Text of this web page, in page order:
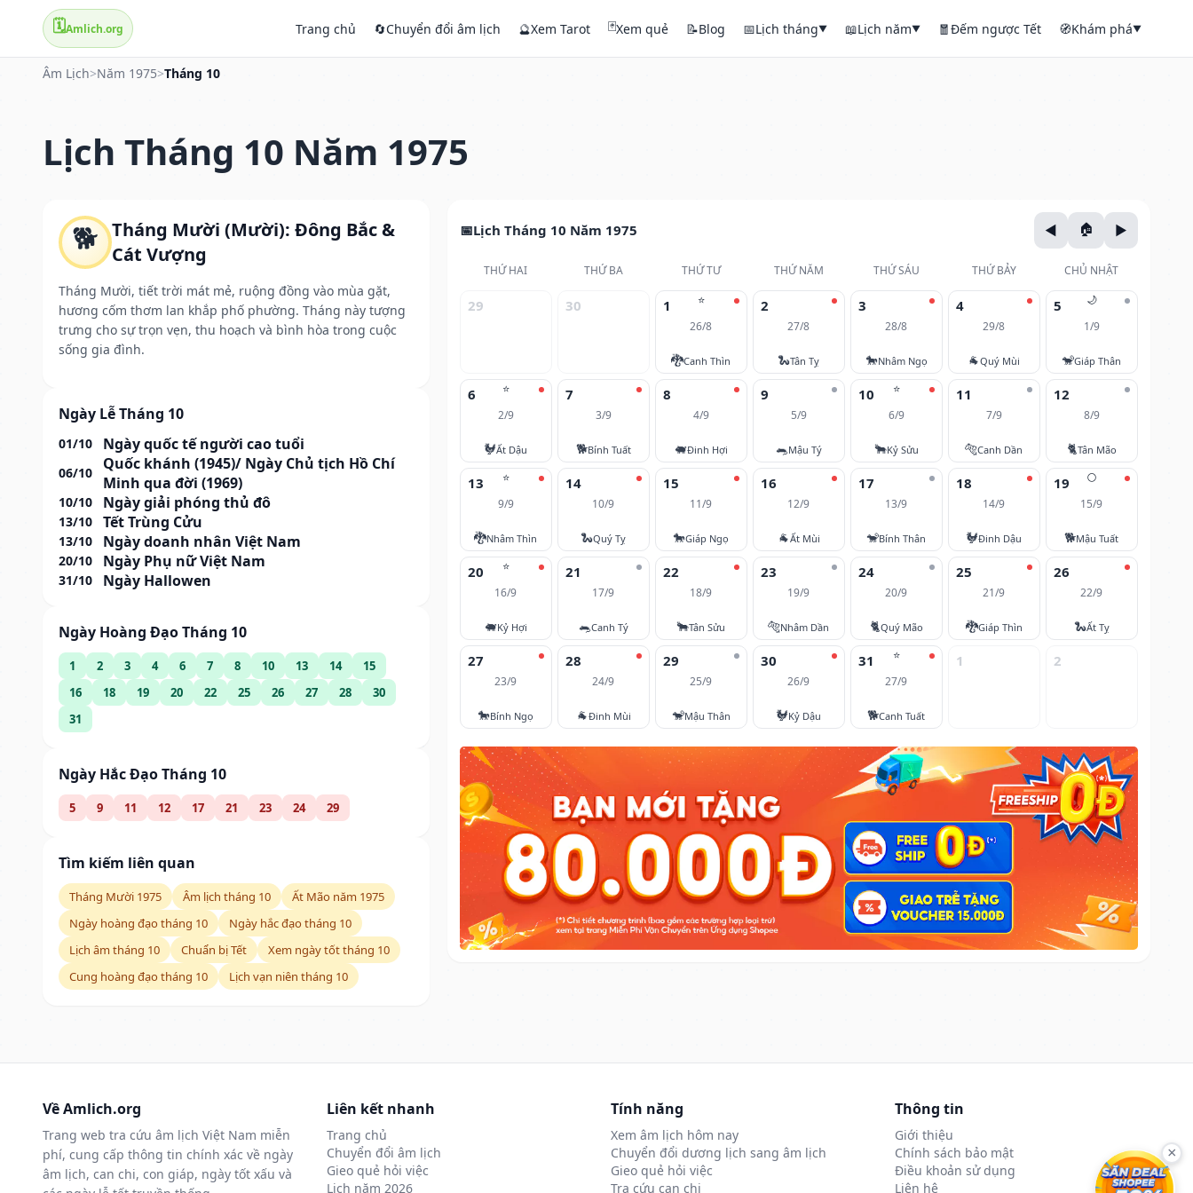
🗓️Amlich.org Trang chủ 🔄Chuyển đổi âm lịch 🔮Xem Tarot 🃏Xem quẻ 📝Blog 📅Lịch tháng▼ 📖Lịch năm▼ 🧧Đếm ngược Tết 🧭Khám phá▼
Âm Lịch>Năm 1975>Tháng 10
Lịch Tháng 10 Năm 1975
🐕 Tháng Mười (Mười): Đông Bắc &
Cát Vượng
Tháng Mười, tiết trời mát mẻ, ruộng đồng vào mùa gặt,
hương cốm thơm lan khắp phố phường. Tháng này tượng
trưng cho sự trọn vẹn, thu hoạch và bình hòa trong cuộc
sống gia đình.
Ngày Lễ Tháng 10
01/10 Ngày quốc tế người cao tuổi
06/10
Quốc khánh (1945)/ Ngày Chủ tịch Hồ Chí
Minh qua đời (1969)
10/10 Ngày giải phóng thủ đô
13/10 Tết Trùng Cửu
13/10 Ngày doanh nhân Việt Nam
20/10 Ngày Phụ nữ Việt Nam
31/10 Ngày Hallowen
Ngày Hoàng Đạo Tháng 10
1 2 3 4 6 7 8 10 13 14
15
16
18 19 20 22 25 26 27 28
30
31
Ngày Hắc Đạo Tháng 10
5 9 11 12 17 21 23 24 29
Tìm kiếm liên quan
Tháng Mười 1975 Âm lịch tháng 10
Ất Mão năm 1975
Ngày hoàng đạo tháng 10
Ngày hắc đạo tháng 10
Lịch âm tháng 10
Chuẩn bị Tết
Xem ngày tốt tháng 10
Cung hoàng đạo tháng 10
Lịch vạn niên tháng 10
Lịch Tháng 10 Năm 1975
THỨ HAI THỨ BA THỨ TƯ THỨ NĂM THỨ SÁU THỨ BẢY CHỦ NHẬT
29 30 ⭐
1
26/8
🐉Canh Thìn
2
27/8
🐍Tân Tỵ
3
28/8
🐎Nhâm Ngọ
4
29/8
🐐Quý Mùi
🌙
5
1/9
🐒Giáp Thân
⭐
6
2/9
🐓Ất Dậu
7
3/9
🐕Bính Tuất
8
4/9
🐖Đinh Hợi
9
5/9
🐀Mậu Tý
⭐
10
6/9
🐂Kỷ Sửu
11
7/9
🐅Canh Dần
12
8/9
🐈Tân Mão
⭐
13
9/9
🐉Nhâm Thìn
14
10/9
🐍Quý Tỵ
15
11/9
🐎Giáp Ngọ
16
12/9
🐐Ất Mùi
17
13/9
🐒Bính Thân
18
14/9
🐓Đinh Dậu
🌕
19
15/9
🐕Mậu Tuất
⭐
20
16/9
🐖Kỷ Hợi
21
17/9
🐀Canh Tý
22
18/9
🐂Tân Sửu
23
19/9
🐅Nhâm Dần
24
20/9
🐈Quý Mão
25
21/9
🐉Giáp Thìn
26
22/9
🐍Ất Tỵ
27
23/9
🐎Bính Ngọ
28
24/9
🐐Đinh Mùi
29
25/9
🐒Mậu Thân
30
26/9
🐓Kỷ Dậu
⭐
31
27/9
🐕Canh Tuất
1 2
Về Amlich.org
Trang web tra cứu âm lịch Việt Nam miễn
phí, cung cấp thông tin chính xác về ngày
âm lịch, can chi, con giáp, ngày tốt xấu và
Liên kết nhanh
Trang chủ
Chuyển đổi âm lịch
Gieo quẻ hỏi việc
Lịch năm 2026
Tính năng
Xem âm lịch hôm nay
Chuyển đổi dương lịch sang âm lịch
Gieo quẻ hỏi việc
Tra cứu can chi
Thông tin
Giới thiệu
Chính sách bảo mật
Điều khoản sử dụng
Liên hệ
×